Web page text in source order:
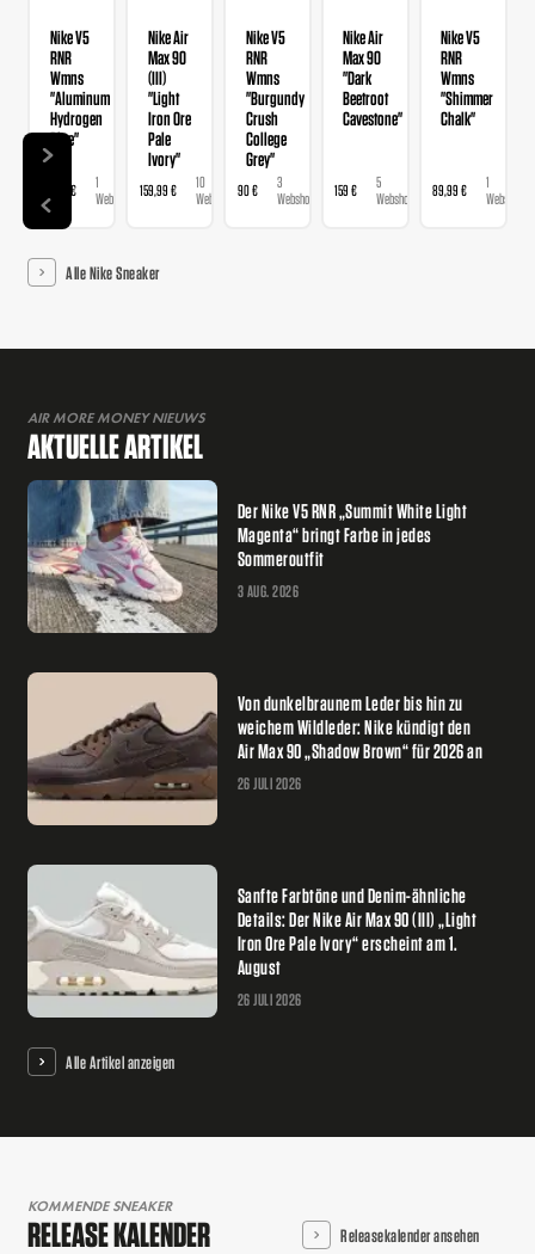
Nike V5
RNR
Wmns
"Aluminum
Hydrogen
Blue"
89,99 €
1
Webshop
Nike Air
Max 90
(III)
"Light
Iron Ore
Pale
Ivory"
159,99 €
10
Webshops
Nike V5
RNR
Wmns
"Burgundy
Crush
College
Grey"
90 €
3
Webshops
Nike Air
Max 90
"Dark
Beetroot
Cavestone"
159 €
5
Webshops
Nike V5
RNR
Wmns
"Shimmer
Chalk"
89,99 €
1
Webshop
Alle Nike Sneaker
AIR MORE MONEY NIEUWS
AKTUELLE ARTIKEL
Der Nike V5 RNR „Summit White Light
Magenta“ bringt Farbe in jedes
Sommeroutfit
3 AUG. 2026
Von dunkelbraunem Leder bis hin zu
weichem Wildleder: Nike kündigt den
Air Max 90 „Shadow Brown“ für 2026 an
26 JULI 2026
Sanfte Farbtöne und Denim-ähnliche
Details: Der Nike Air Max 90 (III) „Light
Iron Ore Pale Ivory“ erscheint am 1.
August
26 JULI 2026
Alle Artikel anzeigen
KOMMENDE SNEAKER
RELEASE KALENDER Releasekalender ansehen